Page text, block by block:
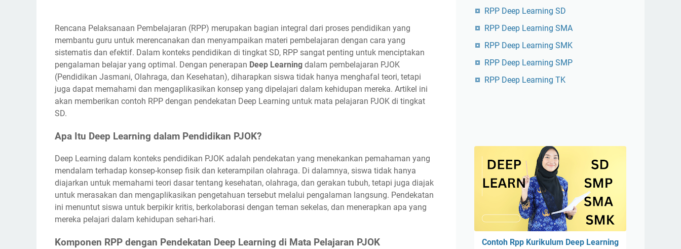
Rencana Pelaksanaan Pembelajaran (RPP) merupakan bagian integral dari proses pendidikan yang
membantu guru untuk merencanakan dan menyampaikan materi pembelajaran dengan cara yang
sistematis dan efektif. Dalam konteks pendidikan di tingkat SD, RPP sangat penting untuk menciptakan
pengalaman belajar yang optimal. Dengan penerapan Deep Learning dalam pembelajaran PJOK
(Pendidikan Jasmani, Olahraga, dan Kesehatan), diharapkan siswa tidak hanya menghafal teori, tetapi
juga dapat memahami dan mengaplikasikan konsep yang dipelajari dalam kehidupan mereka. Artikel ini
akan memberikan contoh RPP dengan pendekatan Deep Learning untuk mata pelajaran PJOK di tingkat
SD.
Apa Itu Deep Learning dalam Pendidikan PJOK?
Deep Learning dalam konteks pendidikan PJOK adalah pendekatan yang menekankan pemahaman yang
mendalam terhadap konsep-konsep fisik dan keterampilan olahraga. Di dalamnya, siswa tidak hanya
diajarkan untuk memahami teori dasar tentang kesehatan, olahraga, dan gerakan tubuh, tetapi juga diajak
untuk merasakan dan mengaplikasikan pengetahuan tersebut melalui pengalaman langsung. Pendekatan
ini menuntut siswa untuk berpikir kritis, berkolaborasi dengan teman sekelas, dan menerapkan apa yang
mereka pelajari dalam kehidupan sehari-hari.
Komponen RPP dengan Pendekatan Deep Learning di Mata Pelajaran PJOK
RPP Deep Learning SD
RPP Deep Learning SMA
RPP Deep Learning SMK
RPP Deep Learning SMP
RPP Deep Learning TK
Contoh Rpp Kurikulum Deep Learning